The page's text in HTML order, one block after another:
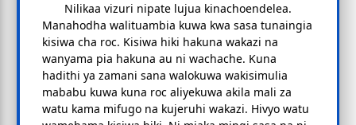
Nilikaa vizuri nipate lujua kinachoendelea.
Manahodha walituambia kuwa kwa sasa tunaingia
kisiwa cha roc. Kisiwa hiki hakuna wakazi na
wanyama pia hakuna au ni wachache. Kuna
hadithi ya zamani sana walokuwa wakisimulia
mababu kuwa kuna roc aliyekuwa akila mali za
watu kama mifugo na kujeruhi wakazi. Hivyo watu